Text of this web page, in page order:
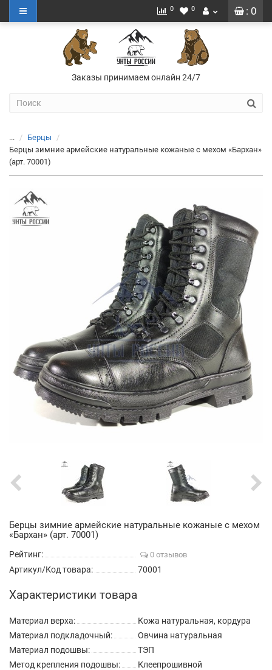
: 0
0 0
Заказы принимаем онлайн 24/7
...
Берцы
Берцы зимние армейские натуральные кожаные с мехом «Бархан»
(арт. 70001)
Берцы зимние армейские натуральные кожаные с мехом
«Бархан» (арт. 70001)
Рейтинг: 0 отзывов
Артикул/Код товара: 70001
Характеристики товара
Материал верха:
Кожа натуральная, кордура
Материал подкладочный:
Овчина натуральная
Материал подошвы:
ТЭП
Метод крепления подошвы:
Клеепрошивной